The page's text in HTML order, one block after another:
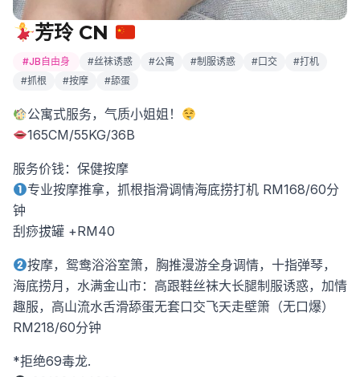
芳玲 CN
#JB自由身 #丝袜诱惑 #公寓 #制服诱惑 #口交
#打机
#抓根
#按摩 #舔蛋
公寓式服务，气质小姐姐！
165CM/55KG/36B
服务价钱：保健按摩
专业按摩推拿，抓根指滑调情海底捞打机 RM168/60分
钟
刮痧拔罐 +RM40
按摩，鸳鸯浴浴室箫，胸推漫游全身调情，十指弹琴，
海底捞月，水满金山市：高跟鞋丝袜大长腿制服诱惑，加情
趣服，高山流水舌滑舔蛋无套口交飞天走壁箫（无口爆）
RM218/60分钟
*拒绝69毒龙.